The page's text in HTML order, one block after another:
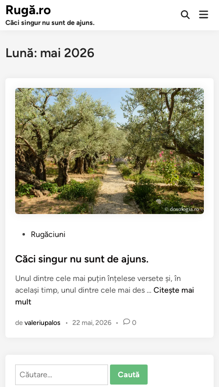
Sari
conținut
Rugă.ro
Căci singur nu sunt de ajuns.
Deschide
Lună: mai 2026
b
i
c
a
î
Rugăciuni
Căci singur nu sunt de ajuns.
Unul dintre cele mai puțin înțelese versete și, în
același timp, unul dintre cele mai des …C
Citește mai
mult
devaleriupalos • 22 mai, 2026 • 0
Caută